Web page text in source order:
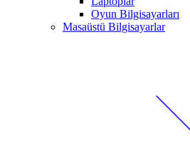
Oyun Bilgisayarları
Masaüstü Bilgisayarlar